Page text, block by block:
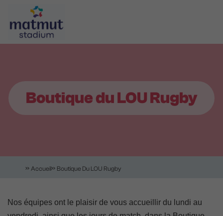
contenu
principal
Boutique du LOU Rugby
Accueil Boutique Du LOU Rugby
Nos équipes ont le plaisir de vous accueillir du lundi au
Panneau de gestion des cookies